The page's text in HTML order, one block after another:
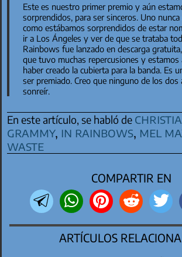
Este es nuestro primer premio y aún
sorprendidos, para ser sinceros. Uno
como estábamos sorprendidos de estar
ir a Los Ángeles y ver de que se trataba
Rainbows fue lanzado en descarga
que tuvo muchas repercusiones y estamos
haber creado la cubierta para la banda. Es
ser premiado. Creo que ninguno de los dos
sonreír.
En este artículo, se habló de
grammy, in rainbows, mel
waste
COMPARTIR EN
ARTÍCULOS